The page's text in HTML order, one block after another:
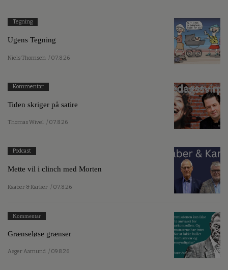
Tegning
Ugens Tegning
Niels Thomsen / 07.8.26
Kommentar
Tiden skriger på satire
Thomas Wivel / 07.8.26
Podcast
Mette vil i clinch med Morten
Kaaber & Karker / 07.8.26
Kommentar
Grænseløse grænser
Asger Aamund / 09.8.26